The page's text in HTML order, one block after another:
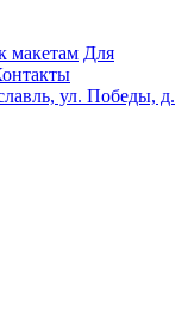
макетам Для
ул. Победы, д.